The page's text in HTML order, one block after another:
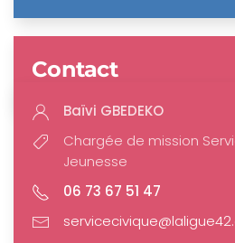
Contact
Baïvi GBEDEKO
Chargée de mission
Jeunesse
06 73 67 51 47